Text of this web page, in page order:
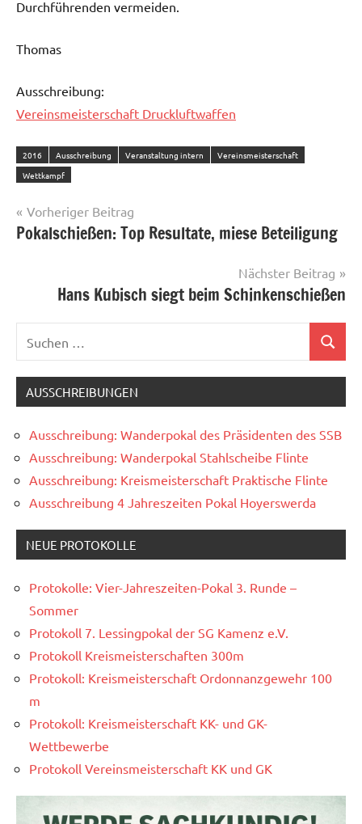
Durchführenden vermeiden.
Thomas
Ausschreibung:
Vereinsmeisterschaft Druckluftwaffen
2016 Ausschreibung Veranstaltung intern
Vereinsmeisterschaft
Wettkampf
Beitragsnavigation
Vorheriger Beitrag
Pokalschießen: Top Resultate, miese Beteiligung
Nächster Beitrag
Hans Kubisch siegt beim Schinkenschießen
nach:
Suchen
AUSSCHREIBUNGEN
Ausschreibung: Wanderpokal des Präsidenten des SSB
Ausschreibung: Wanderpokal Stahlscheibe Flinte
Ausschreibung: Kreismeisterschaft Praktische Flinte
Ausschreibung 4 Jahreszeiten Pokal Hoyerswerda
NEUE PROTOKOLLE
Protokolle: Vier-Jahreszeiten-Pokal 3. Runde –
Sommer
Protokoll 7. Lessingpokal der SG Kamenz e.V.
Protokoll Kreismeisterschaften 300m
Protokoll: Kreismeisterschaft Ordonnanzgewehr 100
m
Protokoll: Kreismeisterschaft KK- und GK-
Wettbewerbe
Protokoll Vereinsmeisterschaft KK und GK